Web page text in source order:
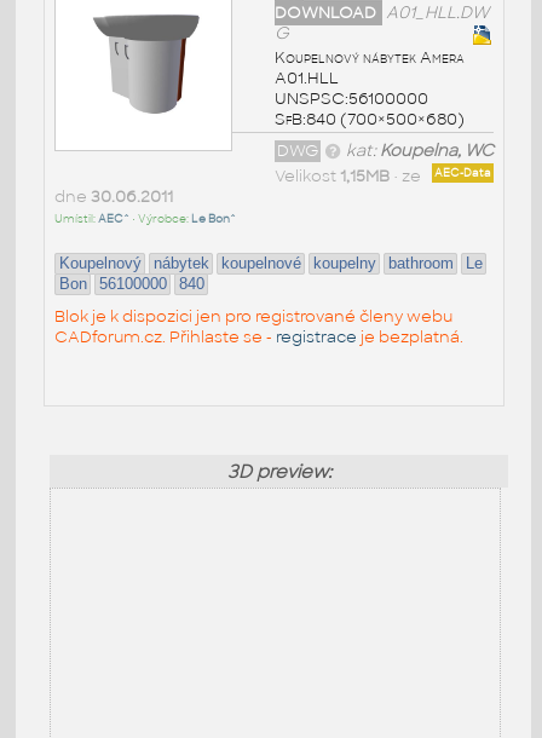
DOWNLOAD A01_HLL.DW
G
Koupelnový nábytek Amera
A01.HLL
UNSPSC:56100000
SfB:840 (700×500×680)
kat:Koupelna, WC
DWG
AEC-Data
Velikost 1,15MB• ze
dne 30.06.2011
Umístil:AEC^ • Výrobce: Le Bon^
Koupelnový nábytek koupelnové koupelny bathroom
Le
Bon
56100000 840
Blok je k dispozici jen pro registrované členy webu
CADforum.cz. Přihlaste se - registrace je bezplatná.
3D preview: